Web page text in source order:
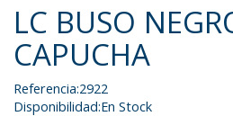
LC BUSO
CAPUCHA
Referencia:2922
Disponibilidad:En Stock